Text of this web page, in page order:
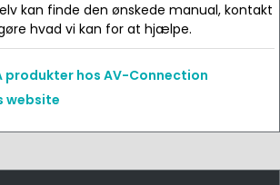
kan finde den ønskede manual, kontakt
hvad vi kan for at hjælpe.
produkter hos AV-Connection
website